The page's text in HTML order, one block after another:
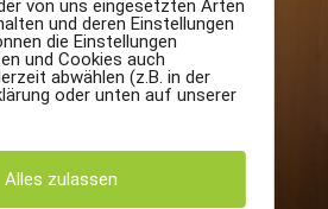
von uns eingesetzten Arten
und deren Einstellungen
die Einstellungen
und Cookies auch
abwählen (z.B. in der
oder unten auf unserer
Alles zulassen